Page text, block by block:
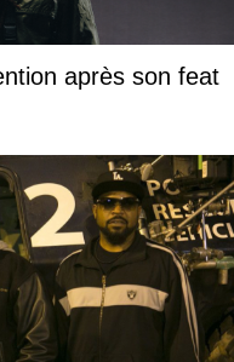
après son feat